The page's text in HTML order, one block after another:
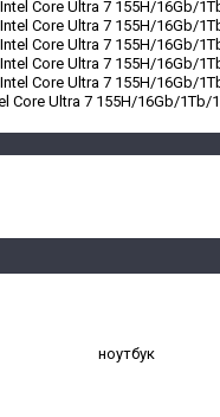
Core Ultra 7 155H/16Gb/1Tb/
ноутбук